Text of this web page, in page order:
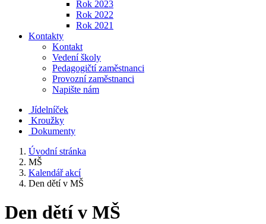
Rok 2023
Rok 2022
Rok 2021
Kontakty
Kontakt
Vedení školy
Pedagogičtí zaměstnanci
Provozní zaměstnanci
Napište nám
Jídelníček
Kroužky
Dokumenty
Úvodní stránka
MŠ
Kalendář akcí
Den dětí v MŠ
Den dětí v MŠ